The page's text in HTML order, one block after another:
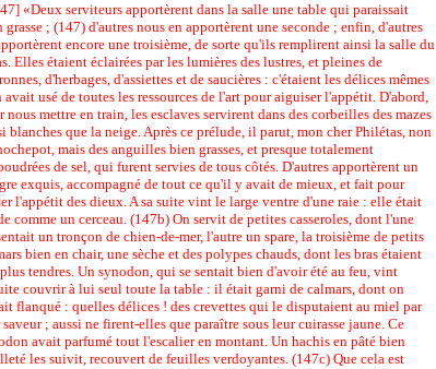
«Deux serviteurs apportèrent dans la salle une table qui paraissait
grasse ; (147) d'autres nous en apportèrent une seconde ; enfin, d'autres
encore une troisième, de sorte qu'ils remplirent ainsi la salle du
Elles étaient éclairées par les lumières des lustres, et pleines de
d'herbages, d'assiettes et de saucières : c'étaient les délices mêmes
avait usé de toutes les ressources de l'art pour aiguiser l'appétit. D'abord,
nous mettre en train, les esclaves servirent dans des corbeilles des mazes
blanches que la neige. Après ce prélude, il parut, mon cher Philétas, non
mais des anguilles bien grasses, et presque totalement
de sel, qui furent servies de tous côtés. D'autres apportèrent un
exquis, accompagné de tout ce qu'il y avait de mieux, et fait pour
l'appétit des dieux. A sa suite vint le large ventre d'une raie : elle était
comme un cerceau. (147b) On servit de petites casseroles, dont l'une
un tronçon de chien-de-mer, l'autre un spare, la troisième de petits
bien en chair, une sèche et des polypes chauds, dont les bras étaient
tendres. Un synodon, qui se sentait bien d'avoir été au feu, vint
couvrir à lui seul toute la table : il était garni de calmars, dont on
flanqué : quelles délices ! des crevettes qui le disputaient au miel par
; aussi ne firent-elles que paraître sous leur cuirasse jaune. Ce
avait parfumé tout l'escalier en montant. Un hachis en pâté bien
les suivit, recouvert de feuilles verdoyantes. (147c) Que cela est